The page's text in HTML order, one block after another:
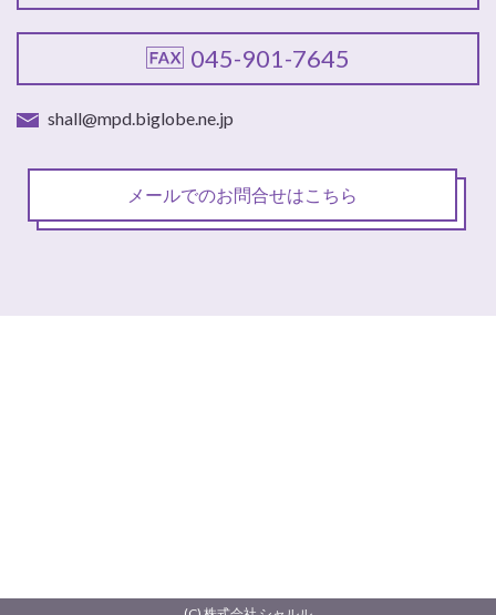
045-901-7645
shall@mpd.biglobe.ne.jp
メールでのお問合せはこちら